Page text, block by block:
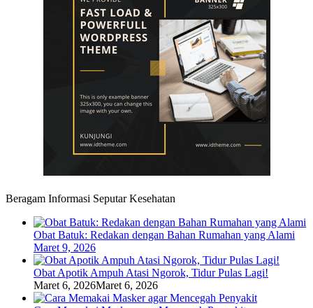
Beragam Informasi Seputar Kesehatan
Obat Batuk: Redakan dengan Bahan Rumahan yang Alami
Maret 9, 2026
Obat Apotik Ampuh Atasi Ngorok, Tidur Pulas Lagi!
Maret 6, 2026Maret 6, 2026